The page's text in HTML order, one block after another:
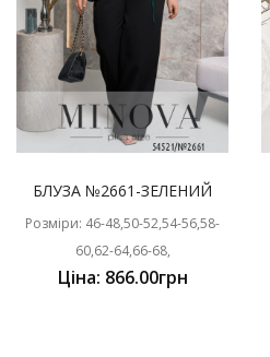
БЛУЗА №2661-ЗЕЛЕНИЙ
Розміри: 46-48,50-52,54-56,58-
60,62-64,66-68,
Ціна: 866.00грн